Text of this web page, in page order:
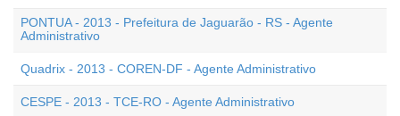
PONTUA - 2013 - Prefeitura de Jaguarão - RS - Agente
Administrativo
Quadrix - 2013 - COREN-DF - Agente Administrativo
CESPE - 2013 - TCE-RO - Agente Administrativo